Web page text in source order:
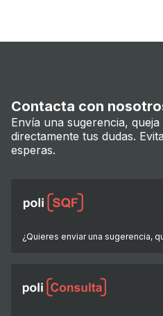
Contacta con
Envía una sugerencia,
directamente tus dudas.
esperas.
¿Quieres enviar una sugerencia,